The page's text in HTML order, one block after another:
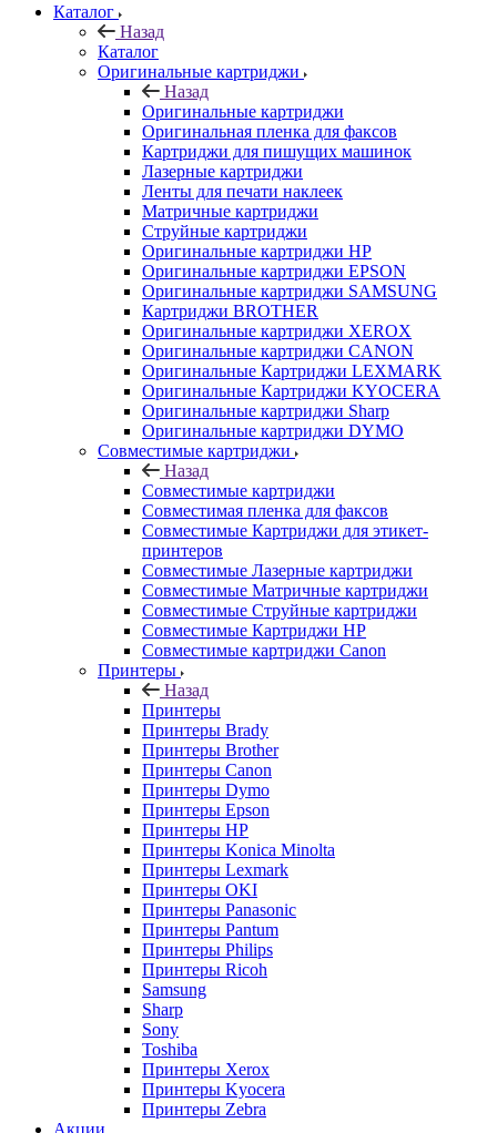
Каталог
Назад
Каталог
Оригинальные картриджи
Назад
Оригинальные картриджи
Оригинальная пленка для факсов
Картриджи для пишущих машинок
Лазерные картриджи
Ленты для печати наклеек
Матричные картриджи
Струйные картриджи
Оригинальные картриджи HP
Оригинальные картриджи EPSON
Оригинальные картриджи SAMSUNG
Картриджи BROTHER
Оригинальные картриджи XEROX
Оригинальные картриджи CANON
Оригинальные Картриджи LEXMARK
Оригинальные Картриджи KYOCERA
Оригинальные картриджи Sharp
Оригинальные картриджи DYMO
Совместимые картриджи
Назад
Совместимые картриджи
Совместимая пленка для факсов
Совместимые Картриджи для этикет-
принтеров
Совместимые Лазерные картриджи
Совместимые Матричные картриджи
Совместимые Струйные картриджи
Совместимые Картриджи HP
Совместимые картриджи Canon
Принтеры
Назад
Принтеры
Принтеры Brady
Принтеры Brother
Принтеры Canon
Принтеры Dymo
Принтеры Epson
Принтеры HP
Принтеры Konica Minolta
Принтеры Lexmark
Принтеры OKI
Принтеры Panasonic
Принтеры Pantum
Принтеры Philips
Принтеры Ricoh
Samsung
Sharp
Sony
Toshiba
Принтеры Xerox
Принтеры Kyocera
Принтеры Zebra
Акции